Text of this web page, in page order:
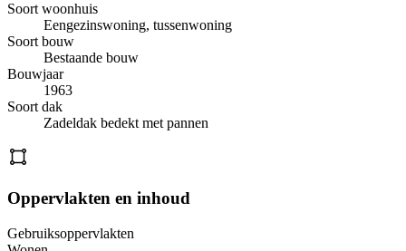
Soort woonhuis
Eengezinswoning, tussenwoning
Soort bouw
Bestaande bouw
Bouwjaar
1963
Soort dak
Zadeldak bedekt met pannen
Oppervlakten en inhoud
Gebruiksoppervlakten